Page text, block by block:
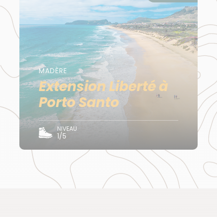
Dispersion le J08 après le petit déjeuner. Transfert*
libre à l'aéroport selon vos horaires de vols.
* Transfert hôtel - aéroport inclus si vous avez
réservé les vols avec nous.
Déplacement
Véhicule privé et / ou minibus pour rejoindre les
départs d'activité et randonnée.
Budget & change
La monnaie est l'Euro. Les banques sont fermées le
week-end. Toutes les villes sont équipées en
MADÈRE
Extension Liberté à
Porto Santo
NIVEAU
1/5